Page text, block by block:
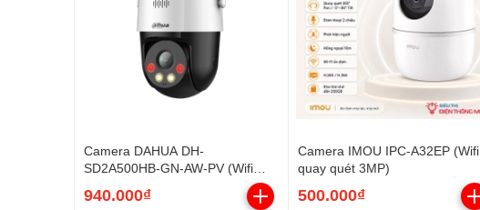
Camera DAHUA DH-
SD2A500HB-GN-AW-PV (Wifi
940.000₫
Camera IMOU IPC-A32EP (Wifi
quay quét 3MP)
500.000₫